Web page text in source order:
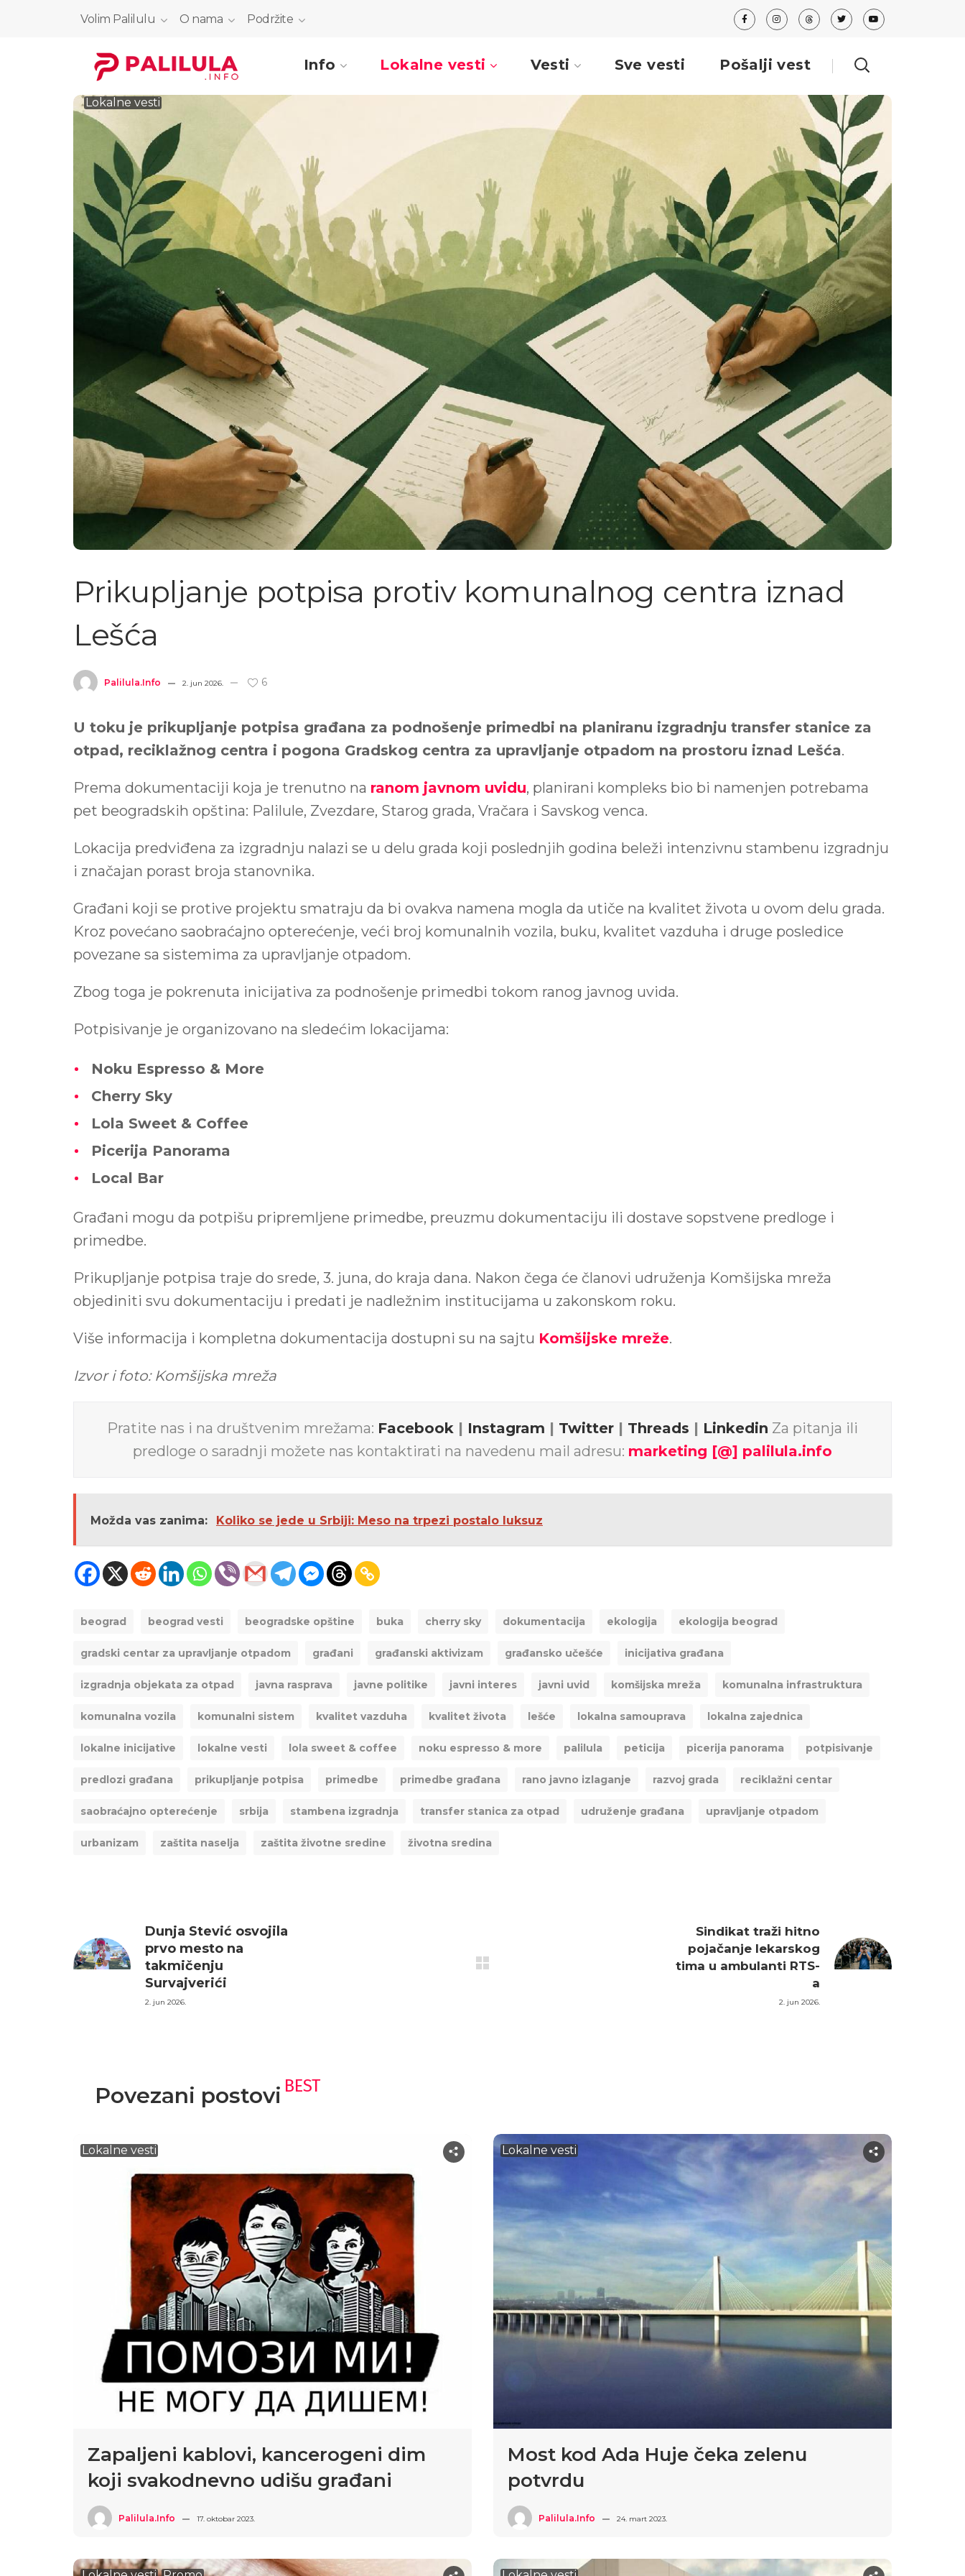
Volim Palilulu O nama Podržite
Info Lokalne vesti Vesti Sve vesti Pošalji vest
Lokalne vesti
Prikupljanje potpisa protiv komunalnog centra iznad
Lešća
Palilula.info 2. jun 2026. 6
U toku je prikupljanje potpisa građana za podnošenje primedbi na planiranu izgradnju transfer stanice za
otpad, reciklažnog centra i pogona Gradskog centra za upravljanje otpadom na prostoru iznad Lešća.
Prema dokumentaciji koja je trenutno na ranom javnom uvidu, planirani kompleks bio bi namenjen potrebama
pet beogradskih opština: Palilule, Zvezdare, Starog grada, Vračara i Savskog venca.
Lokacija predviđena za izgradnju nalazi se u delu grada koji poslednjih godina beleži intenzivnu stambenu izgradnju
i značajan porast broja stanovnika.
Građani koji se protive projektu smatraju da bi ovakva namena mogla da utiče na kvalitet života u ovom delu grada.
Kroz povećano saobraćajno opterećenje, veći broj komunalnih vozila, buku, kvalitet vazduha i druge posledice
povezane sa sistemima za upravljanje otpadom.
Zbog toga je pokrenuta inicijativa za podnošenje primedbi tokom ranog javnog uvida.
Potpisivanje je organizovano na sledećim lokacijama:
Noku Espresso & More
Cherry Sky
Lola Sweet & Coffee
Picerija Panorama
Local Bar
Građani mogu da potpišu pripremljene primedbe, preuzmu dokumentaciju ili dostave sopstvene predloge i
primedbe.
Prikupljanje potpisa traje do srede, 3. juna, do kraja dana. Nakon čega će članovi udruženja Komšijska mreža
objediniti svu dokumentaciju i predati je nadležnim institucijama u zakonskom roku.
Više informacija i kompletna dokumentacija dostupni su na sajtu Komšijske mreže.
Izvor i foto: Komšijska mreža
Pratite nas i na društvenim mrežama: Facebook | Instagram | Twitter | Threads | Linkedin Za pitanja ili
predloge o saradnji možete nas kontaktirati na navedenu mail adresu: marketing [@] palilula.info
Možda vas zanima: Koliko se jede u Srbiji: Meso na trpezi postalo luksuz
beograd beograd vesti beogradske opštine buka cherry sky dokumentacija ekologija ekologija beograd
gradski centar za upravljanje otpadom građani građanski aktivizam građansko učešće inicijativa građana
izgradnja objekata za otpad javna rasprava javne politike javni interes javni uvid komšijska mreža komunalna infrastruktura
komunalna vozila komunalni sistem kvalitet vazduha kvalitet života lešće lokalna samouprava lokalna zajednica
lokalne inicijative lokalne vesti lola sweet & coffee noku espresso & more palilula peticija picerija panorama potpisivanje
predlozi građana prikupljanje potpisa primedbe primedbe građana rano javno izlaganje razvoj grada reciklažni centar
saobraćajno opterećenje srbija stambena izgradnja transfer stanica za otpad udruženje građana upravljanje otpadom
urbanizam zaštita naselja zaštita životne sredine životna sredina
Dunja Stević osvojila
prvo mesto na
takmičenju
Survajverići
2. jun 2026.
Sindikat traži hitno
pojačanje lekarskog
tima u ambulanti RTS-
a
2. jun 2026.
Povezani postovi BEST
Lokalne vesti
Zapaljeni kablovi, kancerogeni dim
koji svakodnevno udišu građani
Palilula.info 17. oktobar 2023.
Lokalne vesti
Most kod Ada Huje čeka zelenu
potvrdu
Palilula.info 24. mart 2023.